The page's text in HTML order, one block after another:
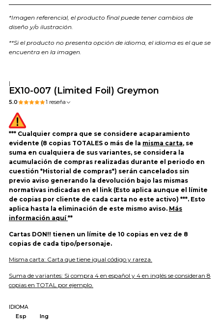
*Imagen referencial, el producto final puede tener cambios de
diseño y/o ilustración.
**Si el producto no presenta opción de idioma, el idioma es el que se
encuentra en la imagen.
|
EX10-007 (Limited Foil) Greymon
5.0 1 reseña
*** Cualquier compra que se considere acaparamiento
evidente (8 copias TOTALES o más de la misma carta, se
suma en cualquiera de sus variantes, se considera la
acumulación de compras realizadas durante el periodo en
cuestión *Historial de compras*) serán cancelados sin
previo aviso generando la devolución bajo las mismas
normativas indicadas en el link (Esto aplica aunque el límite
de copias por cliente de cada carta no este activo) ***. Esto
aplica hasta la eliminación de este mismo aviso. Más
información aquí **
Cartas DON!! tienen un límite de 10 copias en vez de 8
copias de cada tipo/personaje.
Misma carta: Carta que tiene igual código y rareza.
Suma de variantes: Si compra 4 en español y 4 en inglés se consideran 8
copias en TOTAL por ejemplo.
IDIOMA
Esp
Ing